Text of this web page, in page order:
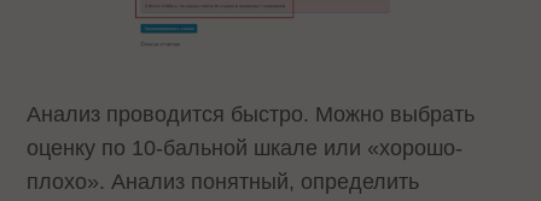
Анализ проводится быстро. Можно выбрать
оценку по 10-бальной шкале или «хорошо-
плохо». Анализ понятный, определить